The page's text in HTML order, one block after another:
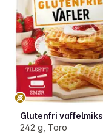
Glutenfri vaffelmiks
242 g, Toro